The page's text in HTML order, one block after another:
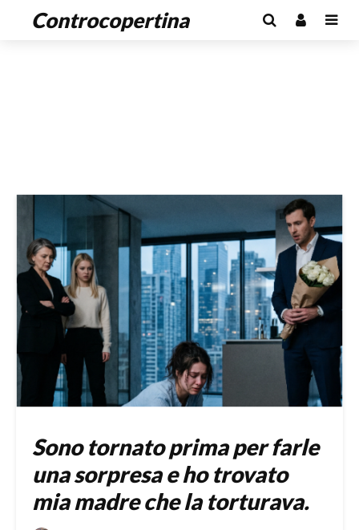
Controcopertina
Sono tornato prima per farle
una sorpresa e ho trovato
mia madre che la torturava.